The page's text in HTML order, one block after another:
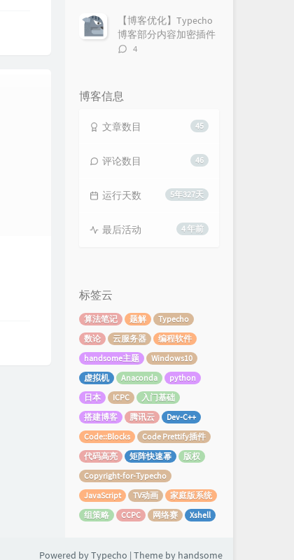
数：
【博客优化】Typecho
博客部分内容加密插件
评
4
博客信息
45
文章数目
46
评论数目
5年327天
运行天数
4 年前
最后活动
标签云
算法笔记 题解
Typecho
数论
云服务器
编程软件
handsome主题
Windows10
虚拟机
Anaconda
python
日本
ICPC
入门基础
搭建博客
腾讯云
Dev-C++
Code::Blocks
Code Prettify插件
代码高亮
矩阵快速幂
版权
Copyright-for-Typecho
JavaScript
TV动画
家庭版系统
组策略
CCPC 网络赛 Xshell
Powered byTypecho | Theme by handsome